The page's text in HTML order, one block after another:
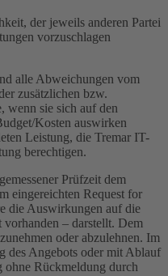
der jeweils anderen Partei
vorzuschlagen
alle Abweichungen vom
zusätzlichen bzw.
wenn sie sich auf den
Kosten auswirken
Leistung, die Tremar IT-
berechtigen.
Prüfzeit dem
eingereichten Request for
die Auswirkungen auf die
– darstellt. Dem
oder abzulehnen. Im
des Angebots oder mit Ablauf
Rückmeldung durch